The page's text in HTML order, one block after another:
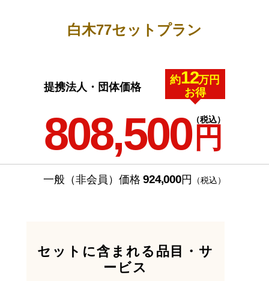
白木77セットプラン
提携法人・団体価格
808,500 円
（税込）
約12万円
お得
一般（非会員）価格 924,000円 （税込）
セットに含まれる品目・サ
ービス